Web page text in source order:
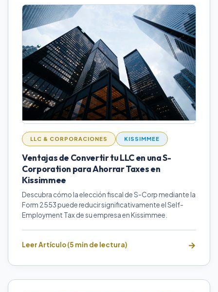
LLC & CORPORACIONES KISSIMMEE
Ventajas de Convertir tu LLC en una S-
Corporation para Ahorrar Taxes en
Kissimmee
Descubra cómo la elección fiscal de S-Corp mediante la
Form 2553 puede reducir significativamente el Self-
Employment Tax de su empresa en Kissimmee.
Leer Artículo (5 min de lectura)